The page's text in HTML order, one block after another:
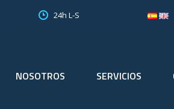
24h L-S
NOSOTROS SERVICIOS